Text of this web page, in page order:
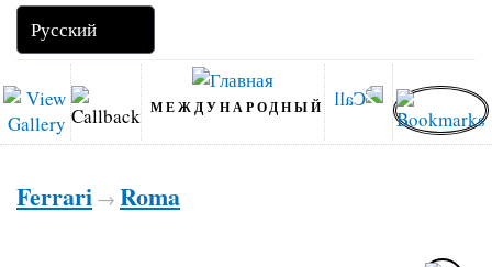
МЕЖДУНАРОДНЫЙ
Ferrari → Roma